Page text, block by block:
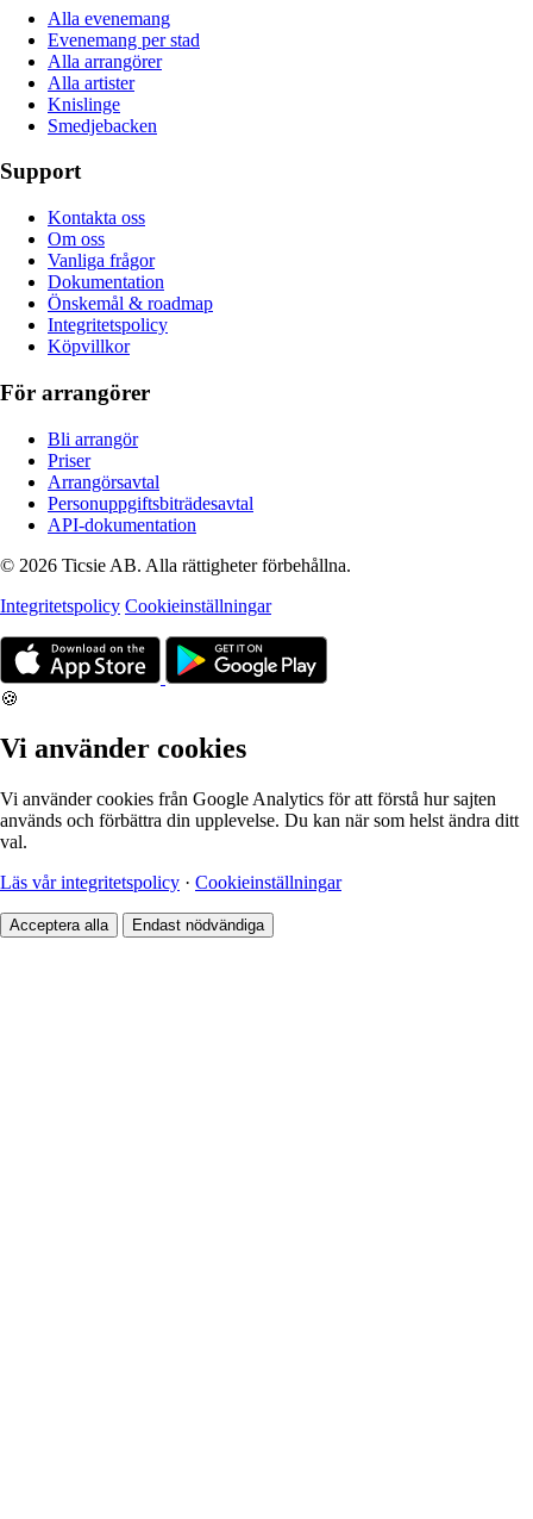
Alla evenemang
Evenemang per stad
Alla arrangörer
Alla artister
Knislinge
Smedjebacken
Support
Kontakta oss
Om oss
Vanliga frågor
Dokumentation
Önskemål & roadmap
Integritetspolicy
Köpvillkor
För arrangörer
Bli arrangör
Priser
Arrangörsavtal
Personuppgiftsbiträdesavtal
API-dokumentation
© 2026 Ticsie AB. Alla rättigheter förbehållna.
Integritetspolicy Cookieinställningar
🍪
Vi använder cookies
Vi använder cookies från Google Analytics för att förstå hur sajten
används och förbättra din upplevelse. Du kan när som helst ändra ditt
val.
Läs vår integritetspolicy · Cookieinställningar
Acceptera alla Endast nödvändiga